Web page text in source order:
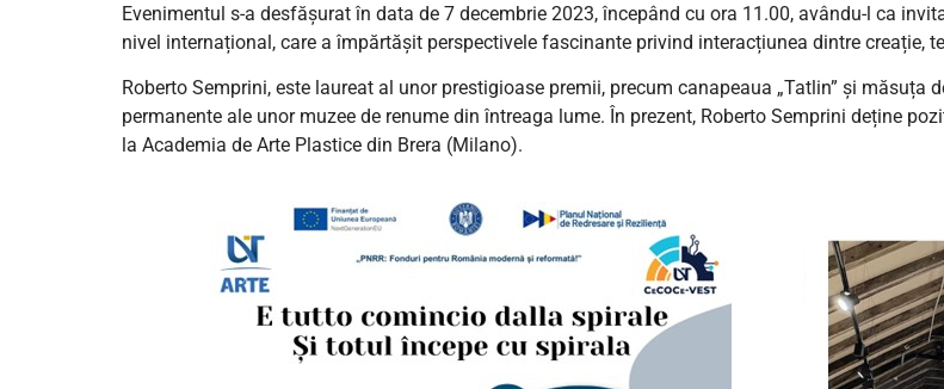
Evenimentul s-a desfășurat în data de 7 decembrie 2023, începând cu ora 11.00, avându-l ca
nivel internațional, care a împărtășit perspectivele fascinante privind interacțiunea dintre creație,
Roberto Semprini, este laureat al unor prestigioase premii, precum canapeaua „Tatlin” și măsuța
permanente ale unor muzee de renume din întreaga lume. În prezent, Roberto Semprini deține
la Academia de Arte Plastice din Brera (Milano).